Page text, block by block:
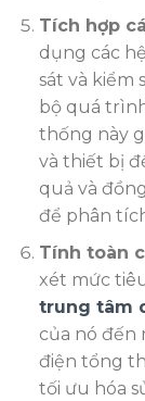
Tích hợp
dụng các
sát và
bộ quá
thống này
và thiết bị
quả và
để phân
Tính toàn
xét mức
trung tâm
của nó đến
điện tổng
tối ưu hóa